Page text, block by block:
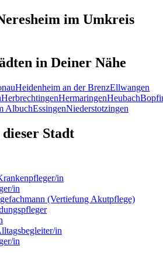
im Umkreis
in Deiner Nähe
Heidenheim an der BrenzEllwangen
HerbrechtingenHermaringenHeubach
AlbuchEssingenNiederstotzingen
dieser Stadt
in
in
(Vertiefung Akutpflege)
in
in